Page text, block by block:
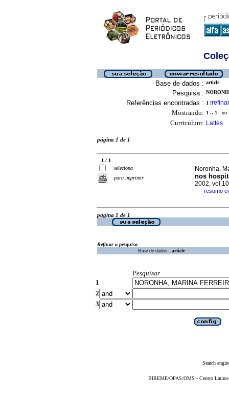
Base de dados : article
Pesquisa :
Referências encontradas : 1 [refinar
Mostrando: 1 .. 1 no
Curriculum: Lattes
página 1 de 1
1 / 1
seleciona
para imprimir
Noronha,
nos
2002,
· resumo
página 1 de 1
Refinar a pesquisa
Base de dados : article
Pesquisar
1
2
3
Search
BIREME/OPAS/OMS - Centro Latino-